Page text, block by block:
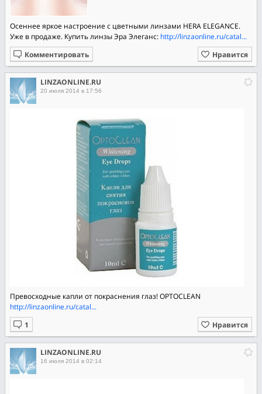
Осеннее яркое настроение с цветными линзами HERA ELEGANCE.
Уже в продаже. Купить линзы Эра Элеганс: http://linzaonline.ru/catal...
Нравится
Комментировать
LINZAONLINE.RU
20 июля 2014 в 17:56
Превосходные капли от покраснения глаз! OPTOCLEAN
http://linzaonline.ru/catal...
Нравится
LINZAONLINE.RU
16 июля 2014 в 02:14